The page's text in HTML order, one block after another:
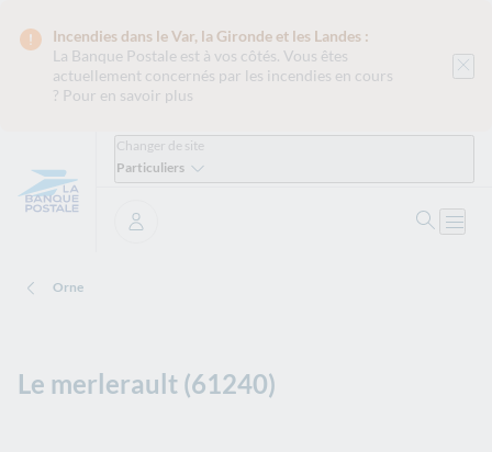
Incendies dans le Var, la Gironde et les Landes :
La Banque Postale est à vos côtés. Vous êtes
actuellement concernés par les incendies en cours
? Pour en savoir plus
Changer de site
Particuliers
Se connecter
Orne
Le merlerault (61240)